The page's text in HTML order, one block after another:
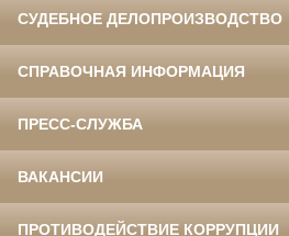
СУДЕБНОЕ ДЕЛОПРОИЗВОДСТВО
СПРАВОЧНАЯ ИНФОРМАЦИЯ
ПРЕСС-СЛУЖБА
ВАКАНСИИ
ПРОТИВОДЕЙСТВИЕ КОРРУПЦИИ